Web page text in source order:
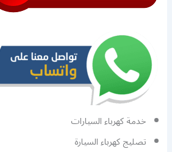
خدمة كهرباء السيارات
تصليج كهرباء السيارة